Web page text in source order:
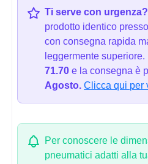
Ti serve con urgenza?
prodotto identico
con consegna rapida
leggermente
71.70 e la consegna è
Agosto. Clicca qui per
Per conoscere le
pneumatici adatti alla